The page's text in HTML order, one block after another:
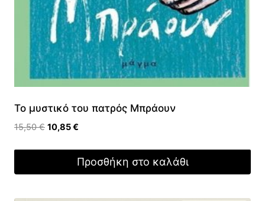
Το μυστικό του πατρός Μπράουν
15,50€ Original
15,50 €.
10,85€
είναι:
Προσθήκη στο καλάθι